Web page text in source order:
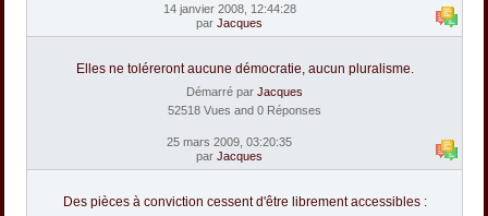
14 janvier 2008, 12:44:28
par Jacques
Elles ne toléreront aucune démocratie, aucun pluralisme.
Démarré par Jacques
52518 Vues and 0 Réponses
25 mars 2009, 03:20:35
par Jacques
Des pièces à conviction cessent d'être librement accessibles :